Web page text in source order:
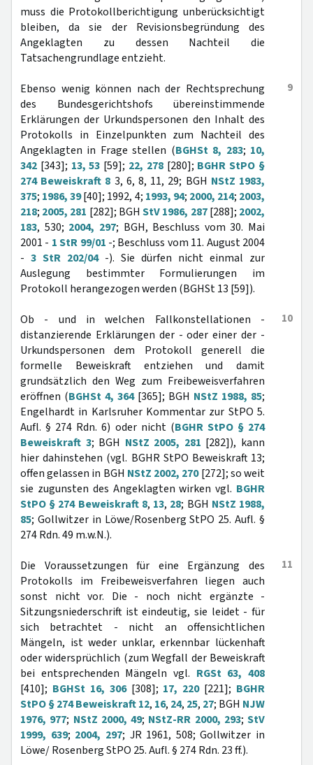
muss die Protokollberichtigung unberücksichtigt
bleiben, da sie der Revisionsbegründung des
Angeklagten zu dessen Nachteil die
Tatsachengrundlage entzieht.
9
Ebenso wenig können nach der Rechtsprechung
des Bundesgerichtshofs übereinstimmende
Erklärungen der Urkundspersonen den Inhalt des
Protokolls in Einzelpunkten zum Nachteil des
Angeklagten in Frage stellen (BGHSt 8, 283; 10,
342 [343]; 13, 53 [59]; 22, 278[280]; BGHR StPO §
274 Beweiskraft 8 3, 6, 8, 11, 29; BGH NStZ 1983,
375; 1986, 39[40]; 1992, 4; 1993, 94; 2000, 214; 2003,
218; 2005, 281 [282]; BGHStV 1986, 287[288]; 2002,
183, 530; 2004, 297; BGH, Beschluss vom 30. Mai
2001 - 1 StR 99/01 -; Beschluss vom 11. August 2004
- 3 StR 202/04-). Sie dürfen nicht einmal zur
Auslegung bestimmter Formulierungen im
Protokoll herangezogen werden (BGHSt 13 [59]).
10
Ob - und in welchen Fallkonstellationen -
distanzierende Erklärungen der - oder einer der -
Urkundspersonen dem Protokoll generell die
formelle Beweiskraft entziehen und damit
grundsätzlich den Weg zum Freibeweisverfahren
eröffnen (BGHSt 4, 364[365]; BGH NStZ 1988, 85;
Engelhardt in Karlsruher Kommentar zur StPO 5.
Aufl. § 274 Rdn. 6) oder nicht (BGHR StPO § 274
Beweiskraft 3; BGH NStZ 2005, 281 [282]), kann
hier dahinstehen (vgl. BGHR StPO Beweiskraft 13;
offen gelassen in BGH NStZ 2002, 270[272]; so weit
sie zugunsten des Angeklagten wirken vgl. BGHR
StPO § 274 Beweiskraft 8, 13, 28; BGH NStZ 1988,
85; Gollwitzer in Löwe/Rosenberg StPO 25. Aufl. §
274 Rdn. 49 m.w.N.).
11
Die Voraussetzungen für eine Ergänzung des
Protokolls im Freibeweisverfahren liegen auch
sonst nicht vor. Die - noch nicht ergänzte -
Sitzungsniederschrift ist eindeutig, sie leidet - für
sich betrachtet - nicht an offensichtlichen
Mängeln, ist weder unklar, erkennbar lückenhaft
oder widersprüchlich (zum Wegfall der Beweiskraft
bei entsprechenden Mängeln vgl. RGSt 63, 408
[410]; BGHSt 16, 306[308]; 17, 220[221]; BGHR
StPO § 274 Beweiskraft 12, 16, 24, 25, 27; BGH NJW
1976, 977; NStZ 2000, 49; NStZ-RR 2000, 293; StV
1999, 639; 2004, 297; JR 1961, 508; Gollwitzer in
Löwe/ Rosenberg StPO 25. Aufl. § 274 Rdn. 23 ff.).